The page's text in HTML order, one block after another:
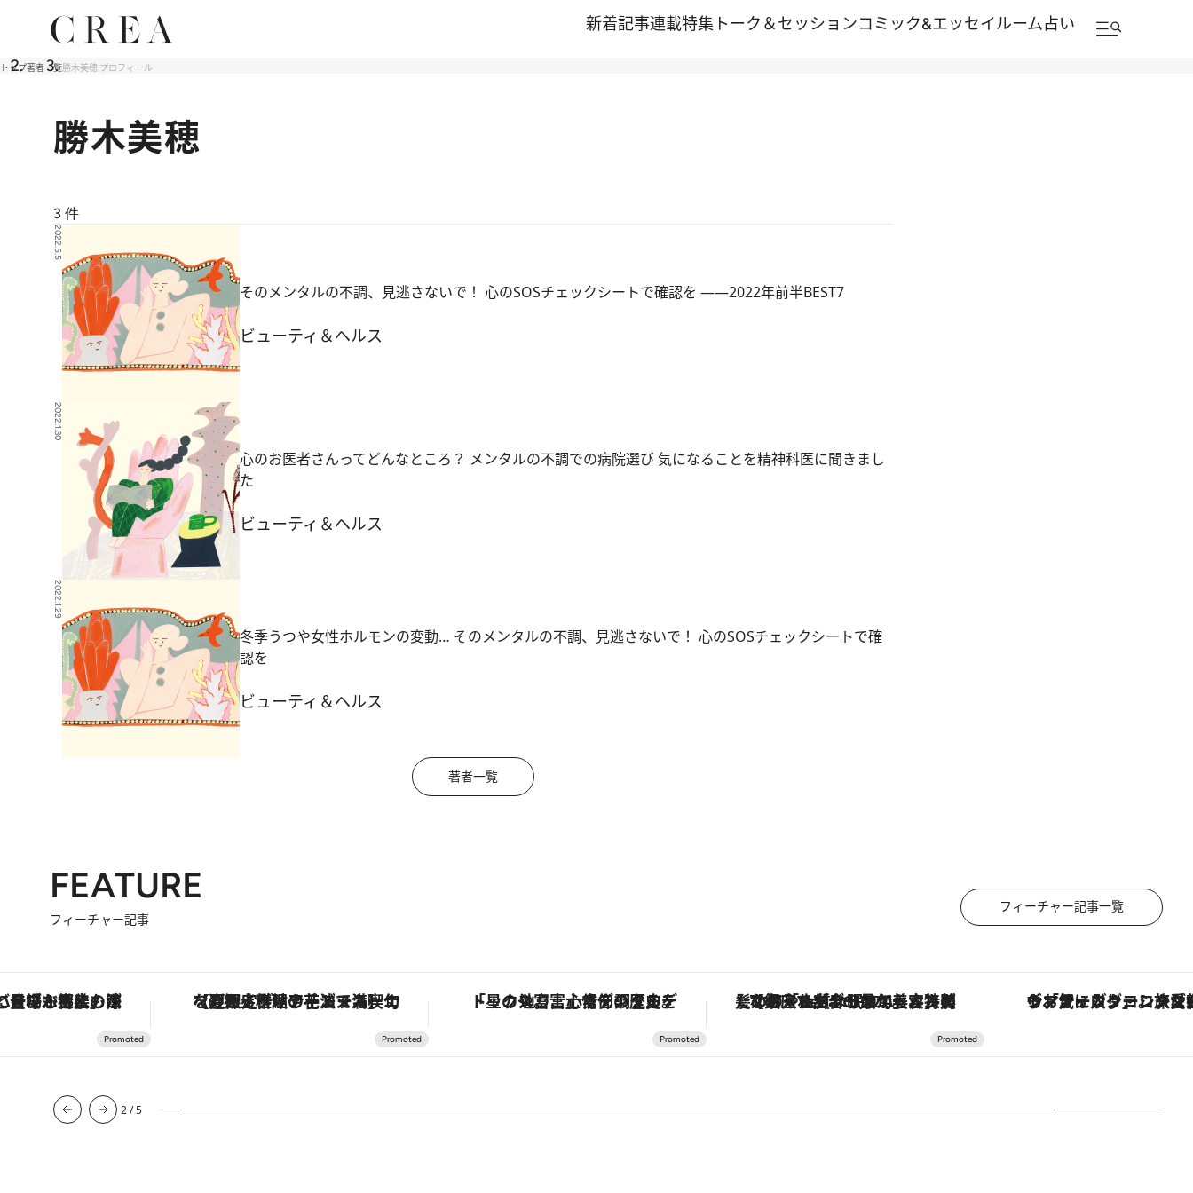
新着記事連載特集 トーク＆セッションコミック&エッセイルーム占い
トップ著者一覧勝木美穂 プロフィール
勝木美穂
3 件
2022.5.5
そのメンタルの不調、見逃さないで！ 心のSOSチェックシートで確認を ――2022年前半BEST7
ビューティ＆ヘルス
2022.1.30
心のお医者さんってどんなところ？ メンタルの不調での病院選び 気になることを精神科医に聞きまし
た
ビューティ＆ヘルス
2022.1.29
冬季うつや女性ホルモンの変動… そのメンタルの不調、見逃さないで！ 心のSOSチェックシートで確
認を
ビューティ＆ヘルス
著者一覧
FEATURE
フィーチャー記事
フィーチャー記事一覧
「土佐和ハーブかき氷」がOMO7高知に登場！生姜、山椒、大葉など目にも舌にも涼を呼ぶ郷土の味 【夏限定ディナーコース】旬を迎える稚鮎や花ズッキーニなどをイタリア・トスカーナの郷土料理の手法で満喫！ 「星のや富士」でデジタルデトックス。冨士信仰の歴史を辿り、心身を調える。 【銀座で出合う最旬美容】美髪ケアや上質な眠り…セルフケアのアップデートから、特別な名入れギフトまで。大人のための「ReFa GINZA」クルーズ
2/5